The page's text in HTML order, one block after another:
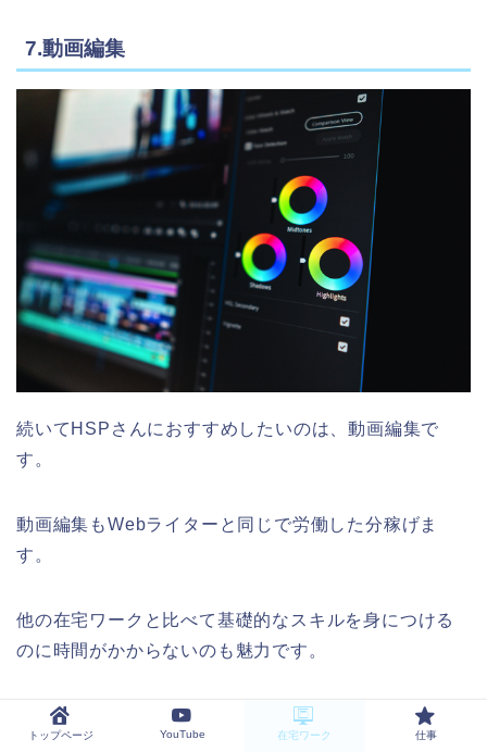
7.動画編集
続いてHSPさんにおすすめしたいのは、動画編集で
す。
動画編集もWebライターと同じで労働した分稼げま
す。
他の在宅ワークと比べて基礎的なスキルを身につける
のに時間がかからないのも魅力です。
YouTubeに動画を投稿する場合、編集はものすごく時
間がかかるんですよね。
トップページ YouTube 在宅ワーク 仕事